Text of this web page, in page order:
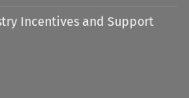
Incentives and Support